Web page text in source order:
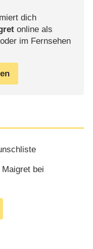
dich
online als
im Fernsehen
bei